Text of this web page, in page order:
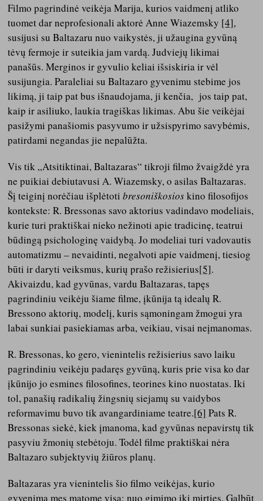
Filmo pagrindinė veikėja Marija, kurios vaidmenį atliko
tuomet dar neprofesionali aktorė Anne Wiazemsky [4],
susijusi su Baltazaru nuo vaikystės, ji užaugina gyvūną
tėvų fermoje ir suteikia jam vardą. Judviejų likimai
panašūs. Merginos ir gyvulio keliai išsiskiria ir vėl
susijungia. Paraleliai su Baltazaro gyvenimu stebime jos
likimą, ji taip pat bus išnaudojama, ji kenčia, jos taip pat,
kaip ir asiliuko, laukia tragiškas likimas. Abu šie veikėjai
pasižymi panašiomis pasyvumo ir užsispyrimo savybėmis,
patirdami negandas jie nepalūžta.
Vis tik „Atsitiktinai, Baltazaras“ tikroji filmo žvaigždė yra
ne puikiai debiutavusi A. Wiazemsky, o asilas Baltazaras.
Šį teiginį norėčiau išplėtotibresoniškosioskino filosofijos
kontekste: R. Bressonas savo aktorius vadindavo modeliais,
kurie turi praktiškai nieko nežinoti apie tradicinę, teatrui
būdingą psichologinę vaidybą. Jo modeliai turi vadovautis
automatizmu – nevaidinti, negalvoti apie vaidmenį, tiesiog
būti ir daryti veiksmus, kurių prašo režisierius[5].
Akivaizdu, kad gyvūnas, vardu Baltazaras, tapęs
pagrindiniu veikėju šiame filme, įkūnija tą idealų R.
Bressono aktorių, modelį, kuris sąmoningam žmogui yra
labai sunkiai pasiekiamas arba, veikiau, visai neįmanomas.
R. Bressonas, ko gero, vienintelis režisierius savo laiku
pagrindiniu veikėju padaręs gyvūną, kuris prie visa ko dar
įkūnijo jo esmines filosofines, teorines kino nuostatas. Iki
tol, panašių radikalių žingsnių siejamų su vaidybos
reformavimu buvo tik avangardiniame teatre.[6] Pats R.
Bressonas siekė, kiek įmanoma, kad gyvūnas nepavirstų tik
pasyviu žmonių stebėtoju. Todėl filme praktiškai nėra
Baltazaro subjektyvių žiūros planų.
Baltazaras yra vienintelis šio filmo veikėjas, kurio
gyvenimą mes matome visą: nuo gimimo iki mirties. Galbūt